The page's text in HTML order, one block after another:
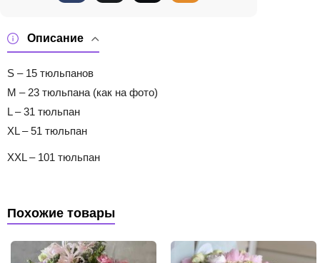
Описание
S – 15 тюльпанов
M – 23 тюльпана (как на фото)
L – 31 тюльпан
XL – 51 тюльпан
XXL – 101 тюльпан
Похожие товары